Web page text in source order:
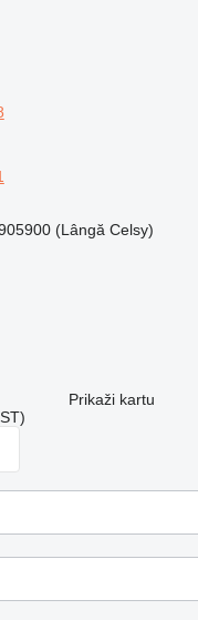
(Lângă Celsy)
Prikaži kartu